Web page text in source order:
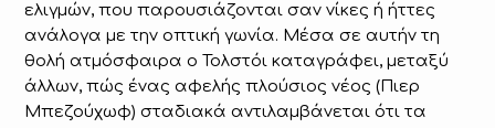
ελιγμών, που παρουσιάζονται σαν νίκες ή ήττες
ανάλογα με την οπτική γωνία. Μέσα σε αυτήν τη
θολή ατμόσφαιρα ο Τολστόι καταγράφει, μεταξύ
άλλων, πώς ένας αφελής πλούσιος νέος (Πιερ
Μπεζούχωφ) σταδιακά αντιλαμβάνεται ότι τα